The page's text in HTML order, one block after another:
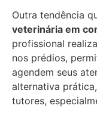
Outra tendência
veterinária em
profissional
nos prédios,
agendem seus
alternativa
tutores,